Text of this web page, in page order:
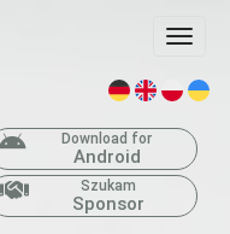
Download for
Android
Szukam
Sponsor